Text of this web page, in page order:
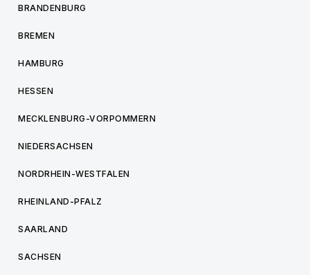
BRANDENBURG
BREMEN
HAMBURG
HESSEN
MECKLENBURG-VORPOMMERN
NIEDERSACHSEN
NORDRHEIN-WESTFALEN
RHEINLAND-PFALZ
SAARLAND
SACHSEN